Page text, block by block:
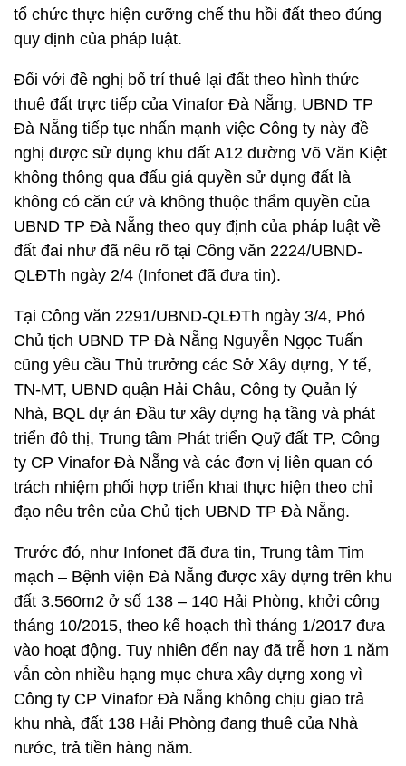
tổ chức thực hiện cưỡng chế thu hồi đất theo đúng
quy định của pháp luật.
Đối với đề nghị bố trí thuê lại đất theo hình thức
thuê đất trực tiếp của Vinafor Đà Nẵng, UBND TP
Đà Nẵng tiếp tục nhấn mạnh việc Công ty này đề
nghị được sử dụng khu đất A12 đường Võ Văn Kiệt
không thông qua đấu giá quyền sử dụng đất là
không có căn cứ và không thuộc thẩm quyền của
UBND TP Đà Nẵng theo quy định của pháp luật về
đất đai như đã nêu rõ tại Công văn 2224/UBND-
QLĐTh ngày 2/4 (Infonet đã đưa tin).
Tại Công văn 2291/UBND-QLĐTh ngày 3/4, Phó
Chủ tịch UBND TP Đà Nẵng Nguyễn Ngọc Tuấn
cũng yêu cầu Thủ trưởng các Sở Xây dựng, Y tế,
TN-MT, UBND quận Hải Châu, Công ty Quản lý
Nhà, BQL dự án Đầu tư xây dựng hạ tầng và phát
triển đô thị, Trung tâm Phát triển Quỹ đất TP, Công
ty CP Vinafor Đà Nẵng và các đơn vị liên quan có
trách nhiệm phối hợp triển khai thực hiện theo chỉ
đạo nêu trên của Chủ tịch UBND TP Đà Nẵng.
Trước đó, như Infonet đã đưa tin, Trung tâm Tim
mạch – Bệnh viện Đà Nẵng được xây dựng trên khu
đất 3.560m2 ở số 138 – 140 Hải Phòng, khởi công
tháng 10/2015, theo kế hoạch thì tháng 1/2017 đưa
vào hoạt động. Tuy nhiên đến nay đã trễ hơn 1 năm
vẫn còn nhiều hạng mục chưa xây dựng xong vì
Công ty CP Vinafor Đà Nẵng không chịu giao trả
khu nhà, đất 138 Hải Phòng đang thuê của Nhà
nước, trả tiền hàng năm.